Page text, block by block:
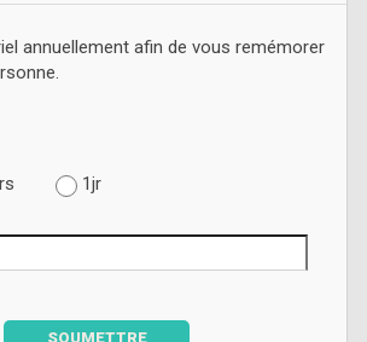
annuellement afin de vous remémorer
1jr
SOUMETTRE